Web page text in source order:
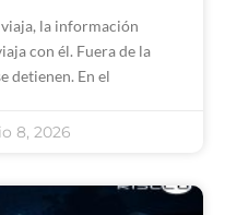
la información
con él. Fuera de la
detienen. En el
8, 2026